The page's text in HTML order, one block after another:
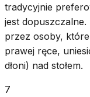
tradycyjnie
jest
przez osoby,
prawej ręce,
dłoni) nad stołem.
7